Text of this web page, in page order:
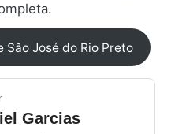
São José do Rio Preto
Garcias